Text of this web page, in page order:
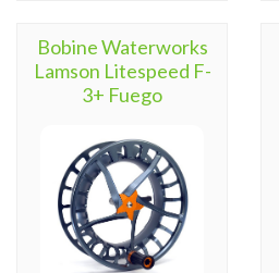
Bobine Waterworks
Lamson Litespeed F-
3+ Fuego